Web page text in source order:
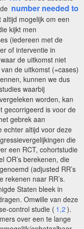
number needed to
mogelijk om een
kijkt men
(iedereen met de
of interventie in
de uitkomst niet
de uitkomst (=cases)
kunnen we dus
waarbij
worden, kan
gecorrigeerd is voor de
gebrek aan
echter altijd voor deze
die
een RCT, cohortstudie
OR’s berekenen, die
(adjusted RR’s
rekenen naar RR’s.
Staten bleek in
Omwille van deze
control studie ( 1,2 ).
over een te lange